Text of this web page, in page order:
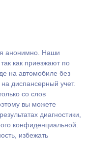
анонимно. Наши
как приезжают по
на автомобиле без
диспансерный учет.
со слов
вы можете
диагностики,
конфиденциальной.
избежать